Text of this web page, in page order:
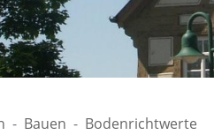
Bauen Bodenrichtwerte